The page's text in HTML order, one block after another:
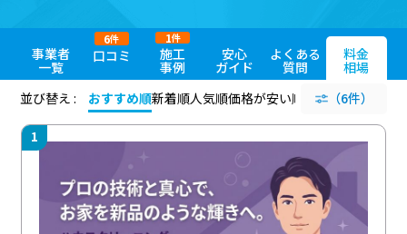
事業者
一覧
口コミ
6件
施工
事例
1件
安心
ガイド
よくある
質問
料金
相場
並び替え :
おすすめ順新着順人気順価格が安い順 評価が高い順
（6件）
1